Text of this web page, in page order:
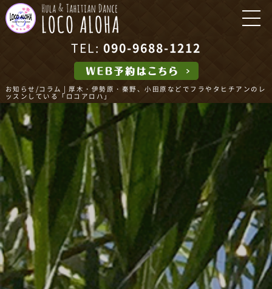
TEL: 090-9688-1212
お知らせ/コラム | 厚木・伊勢原・秦野、小田原などでフラやタヒチアンのレ
ッスンしている「ロコアロハ」